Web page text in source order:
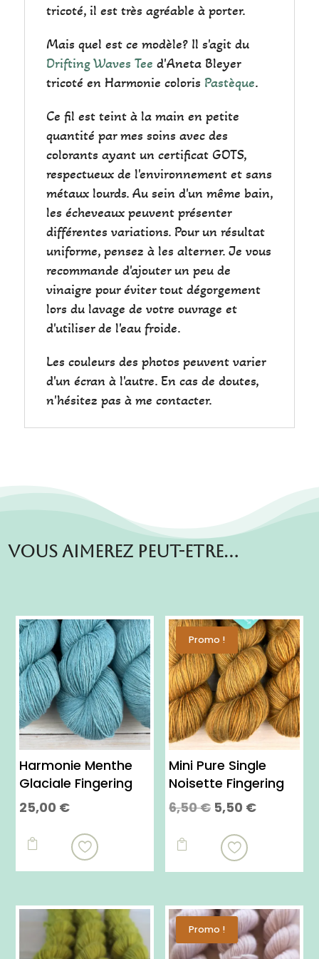
tricoté, il est très agréable à porter.
Mais quel est ce modèle? Il s'agit du
Drifting Waves Tee d'Aneta Bleyer
tricoté en Harmonie coloris Pastèque.
Ce fil est teint à la main en petite
quantité par mes soins avec des
colorants ayant un certificat GOTS,
respectueux de l'environnement et sans
métaux lourds. Au sein d'un même bain,
les écheveaux peuvent présenter
différentes variations. Pour un résultat
uniforme, pensez à les alterner. Je vous
recommande d'ajouter un peu de
vinaigre pour éviter tout dégorgement
lors du lavage de votre ouvrage et
d'utiliser de l'eau froide.
Les couleurs des photos peuvent varier
d'un écran à l'autre. En cas de doutes,
n'hésitez pas à me contacter.
Vous aimerez peut-etre…
Harmonie Menthe
Glaciale Fingering
25,00 €

produit
Les
options
peuvent
Promo !
Mini Pure Single
Noisette Fingering
6,50€ Le
initial
était :
5,50 €Le

produit
Les
options
peuvent
Promo !